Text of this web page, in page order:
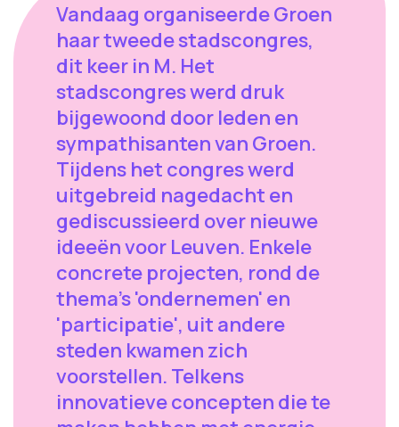
Vandaag organiseerde Groen
haar tweede stadscongres,
dit keer in M. Het
stadscongres werd druk
bijgewoond door leden en
sympathisanten van Groen.
Tijdens het congres werd
uitgebreid nagedacht en
gediscussieerd over nieuwe
ideeën voor Leuven. Enkele
concrete projecten, rond de
thema's 'ondernemen' en
'participatie', uit andere
steden kwamen zich
voorstellen. Telkens
innovatieve concepten die te